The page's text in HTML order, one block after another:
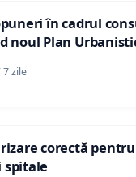
în cadrul
noul Plan
zile
corectă
spitale